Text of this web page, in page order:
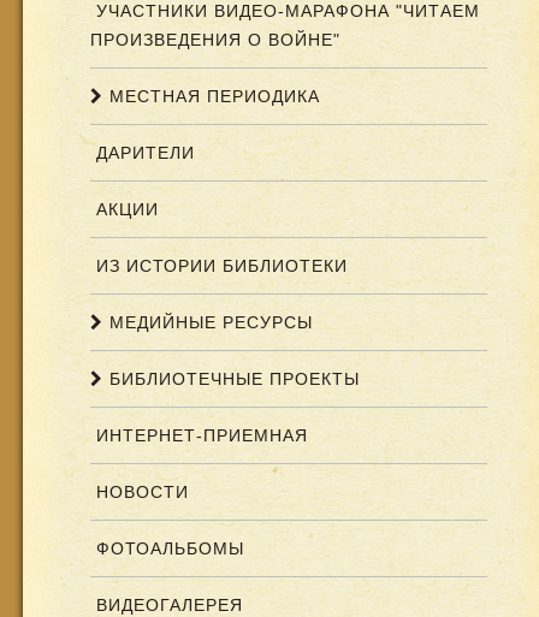
УЧАСТНИКИ ВИДЕО-МАРАФОНА "ЧИТАЕМ
ПРОИЗВЕДЕНИЯ О ВОЙНЕ"
МЕСТНАЯ ПЕРИОДИКА
ДАРИТЕЛИ
АКЦИИ
ИЗ ИСТОРИИ БИБЛИОТЕКИ
МЕДИЙНЫЕ РЕСУРСЫ
БИБЛИОТЕЧНЫЕ ПРОЕКТЫ
ИНТЕРНЕТ-ПРИЕМНАЯ
НОВОСТИ
ФОТОАЛЬБОМЫ
ВИДЕОГАЛЕРЕЯ